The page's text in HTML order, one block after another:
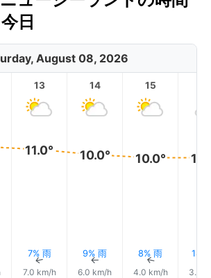
日
August 08, 2026
13
11.0°
7% 雨
↑
7.0 km/h
14
10.0°
9% 雨
↑
6.0 km/h
15
10.0°
8% 雨
↑
4.0 km/h
14%
3.0